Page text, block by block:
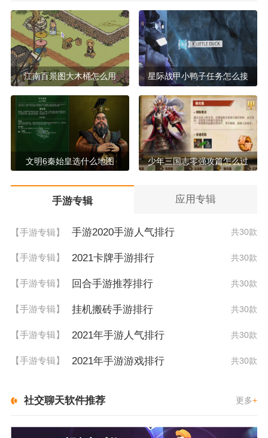
江南百景图大木桶怎么用 星际战甲小鸭子任务怎么接
文明6秦始皇选什么地图 少年三国志零强攻篇怎么过
手游专辑 应用专辑
【手游专辑】 手游2020手游人气排行 共30款
【手游专辑】 2021卡牌手游排行 共30款
【手游专辑】 回合手游推荐排行 共30款
【手游专辑】 挂机搬砖手游排行 共30款
【手游专辑】 2021年手游人气排行 共30款
【手游专辑】 2021年手游游戏排行 共30款
社交聊天软件推荐 更多+